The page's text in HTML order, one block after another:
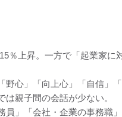
％上昇。一方で「起業家
心」「向上心」「自信」「
親子間の会話が少ない。
」「会社・企業の事務職